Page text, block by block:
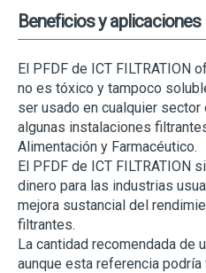
Beneficios y aplicaciones
El PFDF de ICT FILTRATION
no es tóxico y tampoco
ser usado en cualquier
algunas instalaciones
Alimentación y Farmacéutico.
El PFDF de ICT FILTRATION
dinero para las industrias
mejora sustancial del
filtrantes.
La cantidad recomendada de
aunque esta referencia